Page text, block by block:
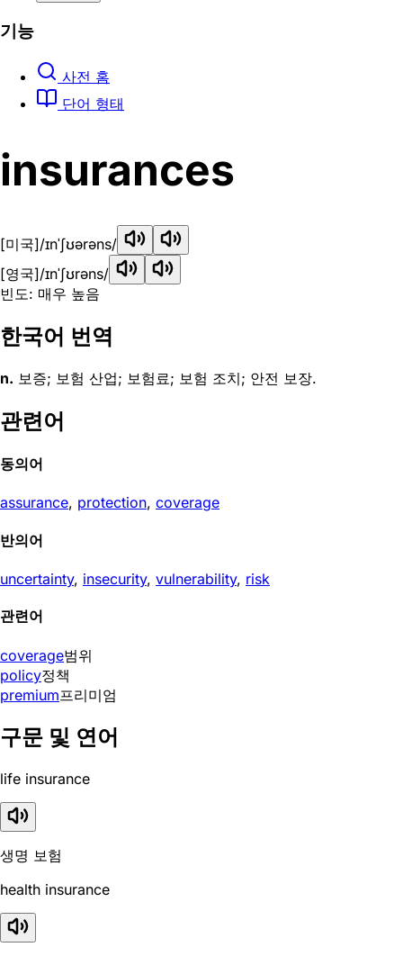
기능
사전 홈
단어 형태
insurances
[미국]/ɪnˈʃʊərəns/
[영국]/ɪnˈʃʊrəns/
빈도: 매우 높음
한국어 번역
n. 보증; 보험 산업; 보험료; 보험 조치; 안전 보장.
관련어
동의어
assurance, protection, coverage
반의어
uncertainty, insecurity, vulnerability, risk
관련어
coverage범위
policy정책
premium프리미엄
구문 및 연어
life insurance
생명 보험
health insurance